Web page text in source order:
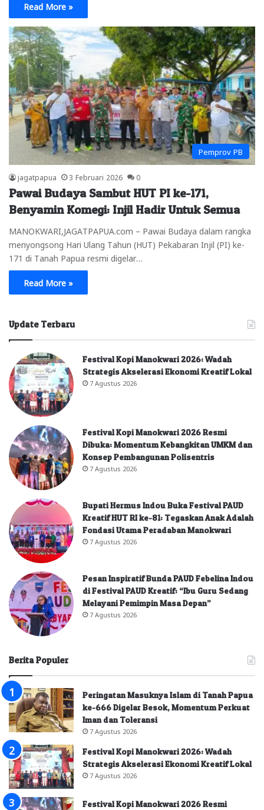
Read More »
Pemprov PB
jagatpapua 3 Februari 2026 0
Pawai Budaya Sambut HUT PI ke-171,
Benyamin Komegi: Injil Hadir Untuk Semua
MANOKWARI,JAGATPAPUA.com – Pawai Budaya dalam rangka
menyongsong Hari Ulang Tahun (HUT) Pekabaran Injil (PI) ke-
171 di Tanah Papua resmi digelar…
Read More »
Update Terbaru
Festival Kopi Manokwari 2026: Wadah
Strategis Akselerasi Ekonomi Kreatif Lokal
7 Agustus 2026
Festival Kopi Manokwari 2026 Resmi
Dibuka: Momentum Kebangkitan UMKM dan
Konsep Pembangunan Polisentris
7 Agustus 2026
Bupati Hermus Indou Buka Festival PAUD
Kreatif HUT RI ke-81: Tegaskan Anak Adalah
Fondasi Utama Peradaban Manokwari
7 Agustus 2026
Pesan Inspiratif Bunda PAUD Febelina Indou
di Festival PAUD Kreatif: “Ibu Guru Sedang
Melayani Pemimpin Masa Depan”
7 Agustus 2026
Berita Populer
Peringatan Masuknya Islam di Tanah Papua
ke-666 Digelar Besok, Momentum Perkuat
Iman dan Toleransi
7 Agustus 2026
Festival Kopi Manokwari 2026: Wadah
Strategis Akselerasi Ekonomi Kreatif Lokal
7 Agustus 2026
Festival Kopi Manokwari 2026 Resmi